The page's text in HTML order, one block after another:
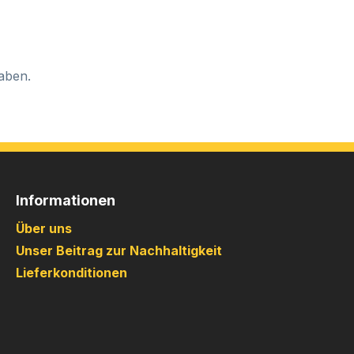
Informationen
Über uns
Unser Beitrag zur Nachhaltigkeit
Lieferkonditionen